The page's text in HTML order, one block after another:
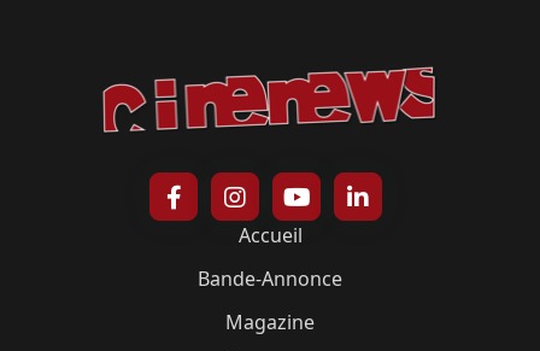
Accueil
Bande-Annonce
Magazine